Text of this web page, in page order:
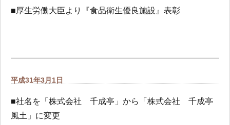
■厚生労働大臣より『食品衛生優良施設』表彰
平成31年3月1日
■社名を「株式会社 千成亭」から「株式会社 千成亭
風土」に変更